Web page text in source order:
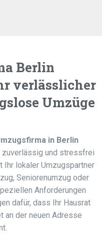
Berlin
verlässlicher
Umzüge
in Berlin
zuverlässig und stressfrei
Ihr lokaler Umzugspartner
Seniorenumzug oder
Anforderungen
dafür, dass Ihr Hausrat
an der neuen Adresse